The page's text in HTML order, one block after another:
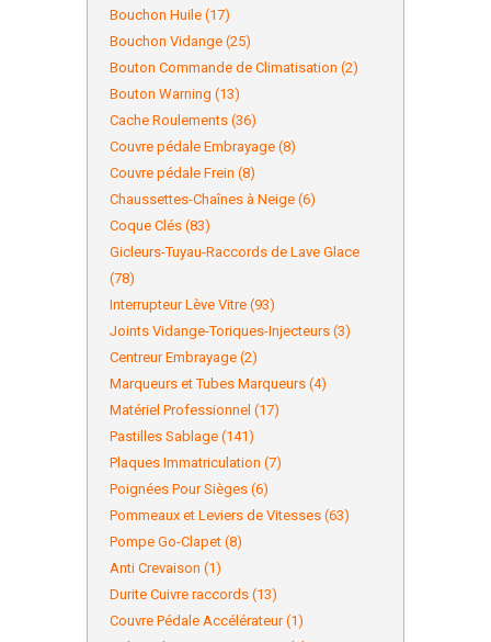
Bouchon Huile (17)
Bouchon Vidange (25)
Bouton Commande de Climatisation (2)
Bouton Warning (13)
Cache Roulements (36)
Couvre pédale Embrayage (8)
Couvre pédale Frein (8)
Chaussettes-Chaînes à Neige (6)
Coque Clés (83)
Gicleurs-Tuyau-Raccords de Lave Glace
(78)
Interrupteur Lève Vitre (93)
Joints Vidange-Toriques-Injecteurs (3)
Centreur Embrayage (2)
Marqueurs et Tubes Marqueurs (4)
Matériel Professionnel (17)
Pastilles Sablage (141)
Plaques Immatriculation (7)
Poignées Pour Sièges (6)
Pommeaux et Leviers de Vitesses (63)
Pompe Go-Clapet (8)
Anti Crevaison (1)
Durite Cuivre raccords (13)
Couvre Pédale Accélérateur (1)